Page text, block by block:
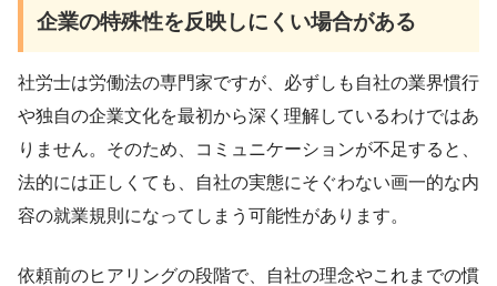
企業の特殊性を反映しにくい場合がある
社労士は労働法の専門家ですが、必ずしも自社の業界慣行
や独自の企業文化を最初から深く理解しているわけではあ
りません。そのため、コミュニケーションが不足すると、
法的には正しくても、自社の実態にそぐわない画一的な内
容の就業規則になってしまう可能性があります。
依頼前のヒアリングの段階で、自社の理念やこれまでの慣